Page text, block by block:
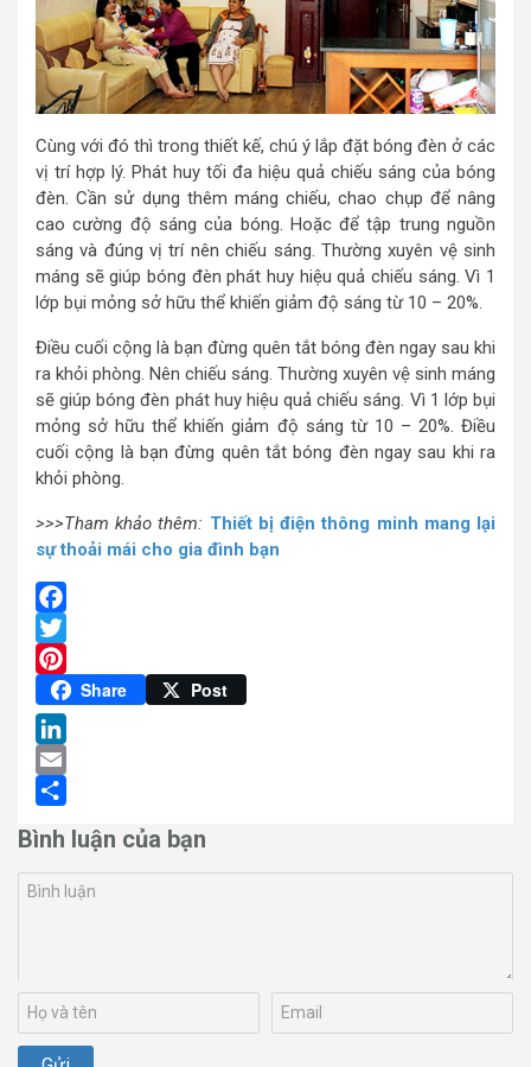
Cùng với đó thì trong thiết kế, chú ý lắp đặt bóng đèn ở các
vị trí hợp lý. Phát huy tối đa hiệu quả chiếu sáng của bóng
đèn. Cần sử dụng thêm máng chiếu, chao chụp để nâng
cao cường độ sáng của bóng. Hoặc để tập trung nguồn
sáng và đúng vị trí nên chiếu sáng. Thường xuyên vệ sinh
máng sẽ giúp bóng đèn phát huy hiệu quả chiếu sáng. Vì 1
lớp bụi mỏng sở hữu thể khiến giảm độ sáng từ 10 – 20%.
Điều cuối cộng là bạn đừng quên tắt bóng đèn ngay sau khi
ra khỏi phòng. Nên chiếu sáng. Thường xuyên vệ sinh máng
sẽ giúp bóng đèn phát huy hiệu quả chiếu sáng. Vì 1 lớp bụi
mỏng sở hữu thể khiến giảm độ sáng từ 10 – 20%. Điều
cuối cộng là bạn đừng quên tắt bóng đèn ngay sau khi ra
khỏi phòng.
>>>Tham khảo thêm: Thiết bị điện thông minh mang lại
sự thoải mái cho gia đình bạn
Facebook
Twitter
Pinterest
Share Post
LinkedIn
Email
Bình luận của bạn